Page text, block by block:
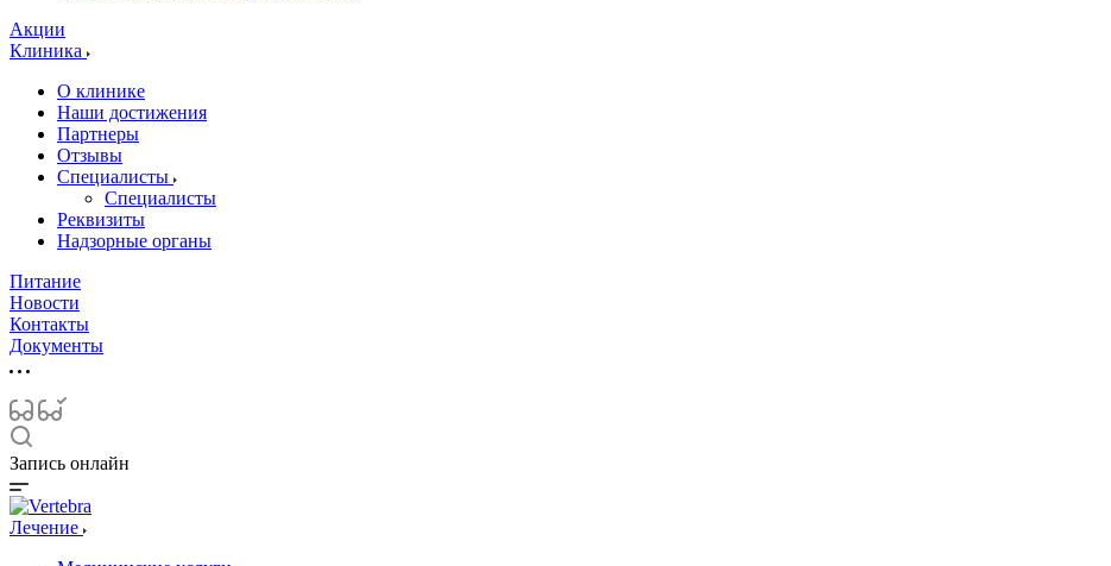
Акции
Клиника
О клинике
Наши достижения
Партнеры
Отзывы
Специалисты
Специалисты
Реквизиты
Надзорные органы
Питание
Новости
Контакты
Документы
Запись онлайн
Лечение